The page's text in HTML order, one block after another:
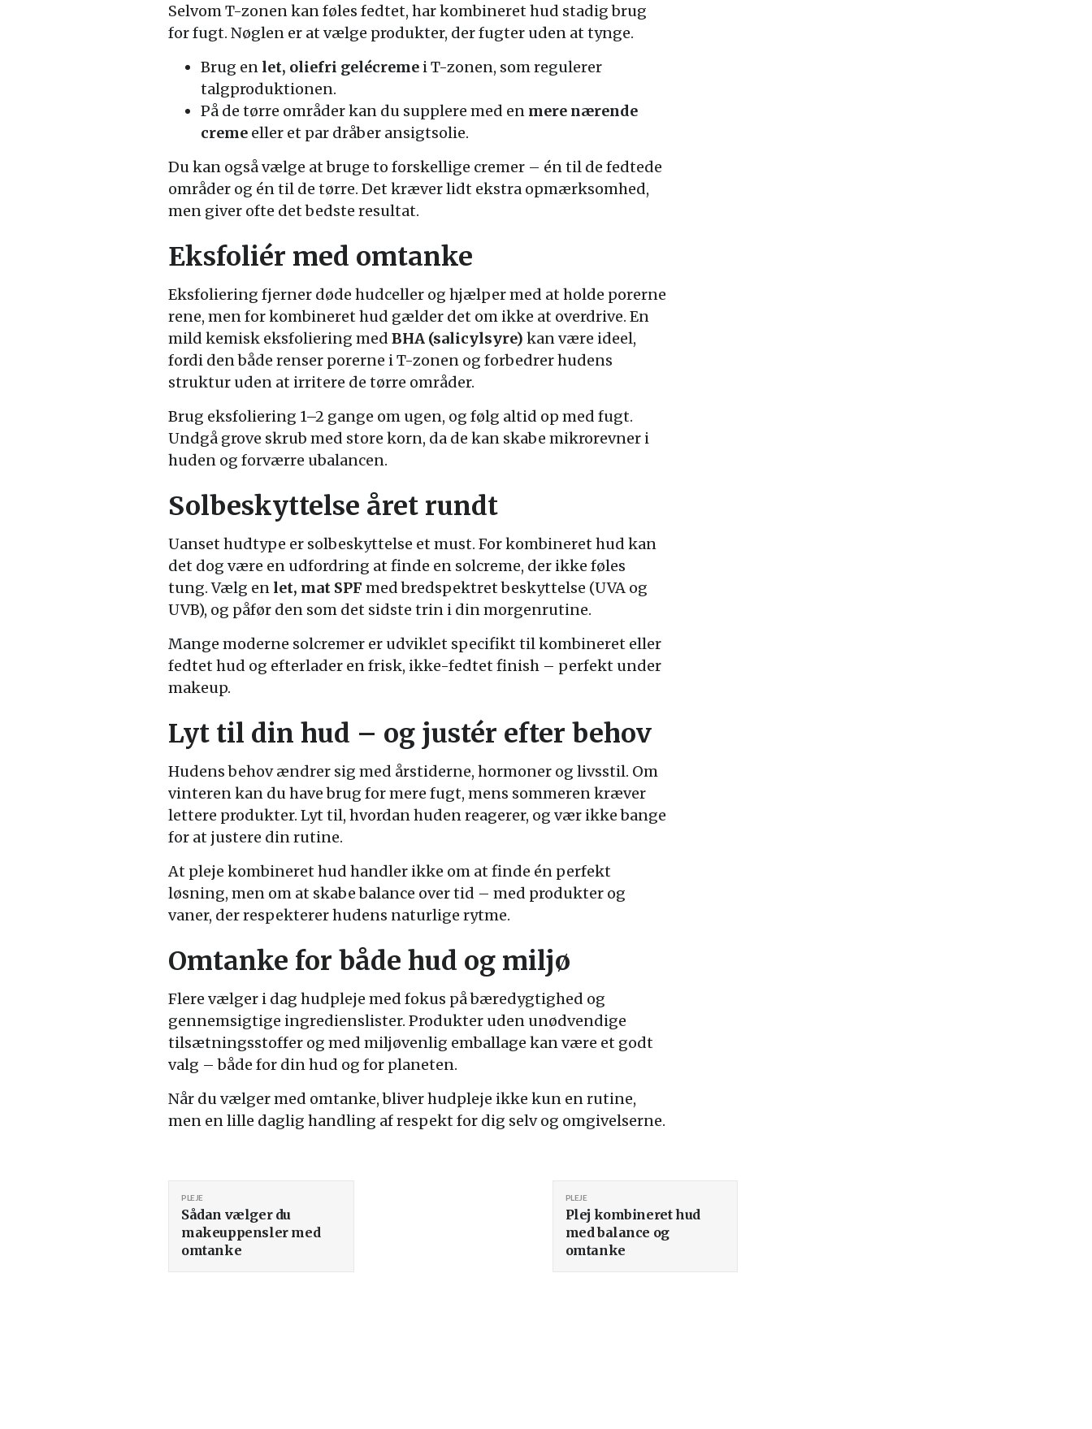
Selvom T-zonen kan føles fedtet, har kombineret hud stadig brug
for fugt. Nøglen er at vælge produkter, der fugter uden at tynge.
Brug en let, oliefri gelécreme i T-zonen, som regulerer
talgproduktionen.
På de tørre områder kan du supplere med en mere nærende
creme eller et par dråber ansigtsolie.
Du kan også vælge at bruge to forskellige cremer – én til de fedtede
områder og én til de tørre. Det kræver lidt ekstra opmærksomhed,
men giver ofte det bedste resultat.
Eksfoliér med omtanke
Eksfoliering fjerner døde hudceller og hjælper med at holde porerne
rene, men for kombineret hud gælder det om ikke at overdrive. En
mild kemisk eksfoliering med BHA (salicylsyre) kan være ideel,
fordi den både renser porerne i T-zonen og forbedrer hudens
struktur uden at irritere de tørre områder.
Brug eksfoliering 1–2 gange om ugen, og følg altid op med fugt.
Undgå grove skrub med store korn, da de kan skabe mikrorevner i
huden og forværre ubalancen.
Solbeskyttelse året rundt
Uanset hudtype er solbeskyttelse et must. For kombineret hud kan
det dog være en udfordring at finde en solcreme, der ikke føles
tung. Vælg en let, mat SPF med bredspektret beskyttelse (UVA og
UVB), og påfør den som det sidste trin i din morgenrutine.
Mange moderne solcremer er udviklet specifikt til kombineret eller
fedtet hud og efterlader en frisk, ikke-fedtet finish – perfekt under
makeup.
Lyt til din hud – og justér efter behov
Hudens behov ændrer sig med årstiderne, hormoner og livsstil. Om
vinteren kan du have brug for mere fugt, mens sommeren kræver
lettere produkter. Lyt til, hvordan huden reagerer, og vær ikke bange
for at justere din rutine.
At pleje kombineret hud handler ikke om at finde én perfekt
løsning, men om at skabe balance over tid – med produkter og
vaner, der respekterer hudens naturlige rytme.
Omtanke for både hud og miljø
Flere vælger i dag hudpleje med fokus på bæredygtighed og
gennemsigtige ingredienslister. Produkter uden unødvendige
tilsætningsstoffer og med miljøvenlig emballage kan være et godt
valg – både for din hud og for planeten.
Når du vælger med omtanke, bliver hudpleje ikke kun en rutine,
men en lille daglig handling af respekt for dig selv og omgivelserne.
Sådan vælger du
makeuppensler med
omtanke
PLEJE
Plej kombineret hud
med balance og
omtanke
PLEJE